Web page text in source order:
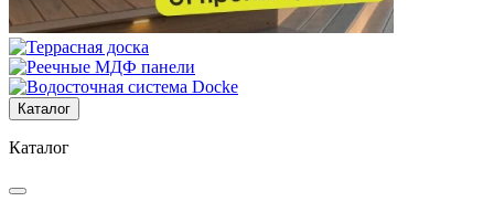
Каталог
Каталог